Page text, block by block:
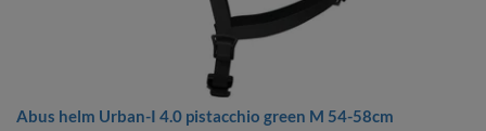
Abus helm Urban-I 4.0 pistacchio green M 54-58cm